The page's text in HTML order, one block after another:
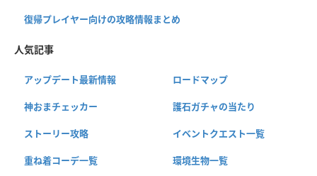
復帰プレイヤー向けの攻略情報まとめ
人気記事
アップデート最新情報 ロードマップ
神おまチェッカー 護石ガチャの当たり
ストーリー攻略 イベントクエスト一覧
重ね着コーデ一覧 環境生物一覧